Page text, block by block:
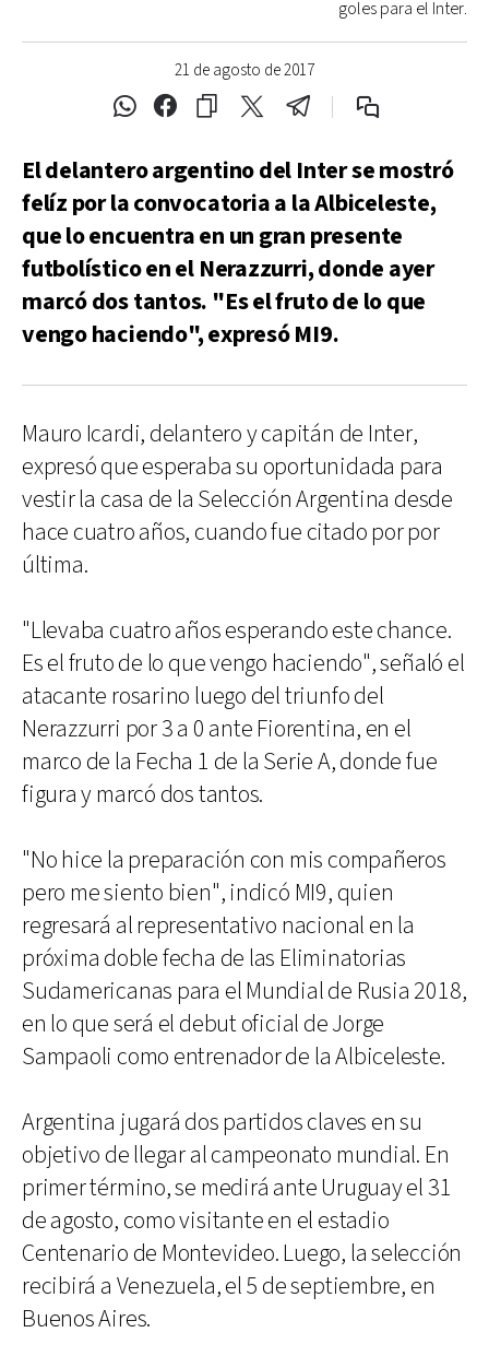
21 de agosto de 2017
goles para el Inter.
El delantero argentino del Inter se mostró
felíz por la convocatoria a la Albiceleste,
que lo encuentra en un gran presente
futbolístico en el Nerazzurri, donde ayer
marcó dos tantos. "Es el fruto de lo que
vengo haciendo", expresó MI9.
Mauro Icardi, delantero y capitán de Inter,
expresó que esperaba su oportunidada para
vestir la casa de la Selección Argentina desde
hace cuatro años, cuando fue citado por por
última.
"Llevaba cuatro años esperando este chance.
Es el fruto de lo que vengo haciendo", señaló el
atacante rosarino luego del triunfo del
Nerazzurri por 3 a 0 ante Fiorentina, en el
marco de la Fecha 1 de la Serie A, donde fue
figura y marcó dos tantos.
"No hice la preparación con mis compañeros
pero me siento bien", indicó MI9, quien
regresará al representativo nacional en la
próxima doble fecha de las Eliminatorias
Sudamericanas para el Mundial de Rusia 2018,
en lo que será el debut oficial de Jorge
Sampaoli como entrenador de la Albiceleste.
Argentina jugará dos partidos claves en su
objetivo de llegar al campeonato mundial. En
primer término, se medirá ante Uruguay el 31
de agosto, como visitante en el estadio
Centenario de Montevideo. Luego, la selección
recibirá a Venezuela, el 5 de septiembre, en
Buenos Aires.